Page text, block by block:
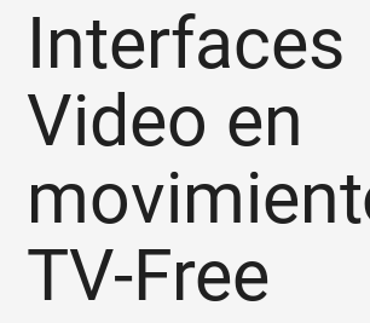
Interfaces
Video en
TV-Free